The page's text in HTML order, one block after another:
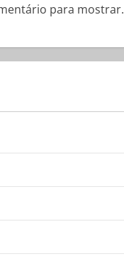
para mostrar.